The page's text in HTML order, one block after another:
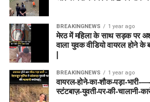
BREAKINGNEWS 1 year ago
मेरठ में महिला के साथ सड़क पर
वाला युवक वीडियो वायरल होने के
BREAKINGNEWS 1 year ago
वायरल-होने-का-शौक-पड़ा-भारी-
स्टंटबाज़-युवती-पर-की-चालानी-